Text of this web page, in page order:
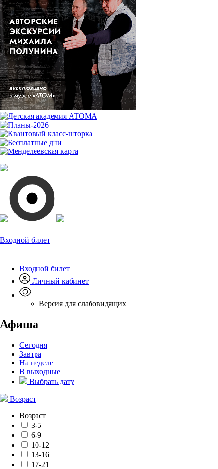
Входной билет
Входной билет
Личный кабинет
Версия для слабовидящих
Афиша
Сегодня
Завтра
На неделе
В выходные
Выбрать дату
Возраст
Возраст
3-5
6-9
10-12
13-16
17-21